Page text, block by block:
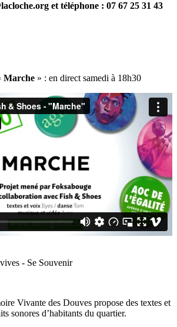
et téléphone : 07 67 25 31 43
Marche » : en direct samedi à 18h30
- Se Souvenir
Vivante des Douves propose des textes et
sonores d’habitants du quartier.